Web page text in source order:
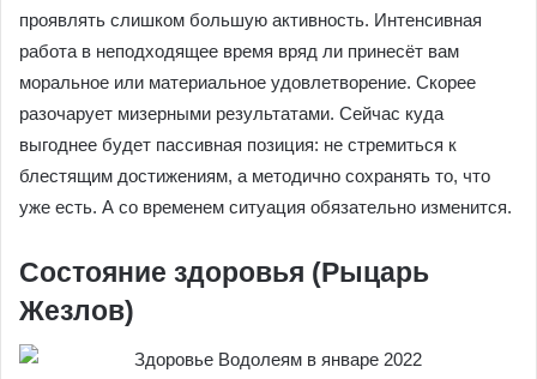
проявлять слишком большую активность. Интенсивная
работа в неподходящее время вряд ли принесёт вам
моральное или материальное удовлетворение. Скорее
разочарует мизерными результатами. Сейчас куда
выгоднее будет пассивная позиция: не стремиться к
блестящим достижениям, а методично сохранять то, что
уже есть. А со временем ситуация обязательно изменится.
Состояние здоровья (Рыцарь
Жезлов)